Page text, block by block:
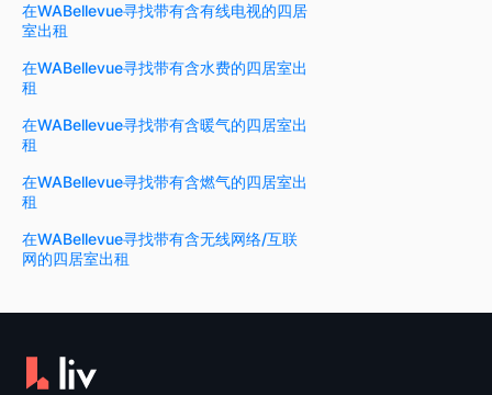
在WABellevue寻找带有含有线电视的四居
室出租
在WABellevue寻找带有含水费的四居室出
租
在WABellevue寻找带有含暖气的四居室出
租
在WABellevue寻找带有含燃气的四居室出
租
在WABellevue寻找带有含无线网络/互联
网的四居室出租